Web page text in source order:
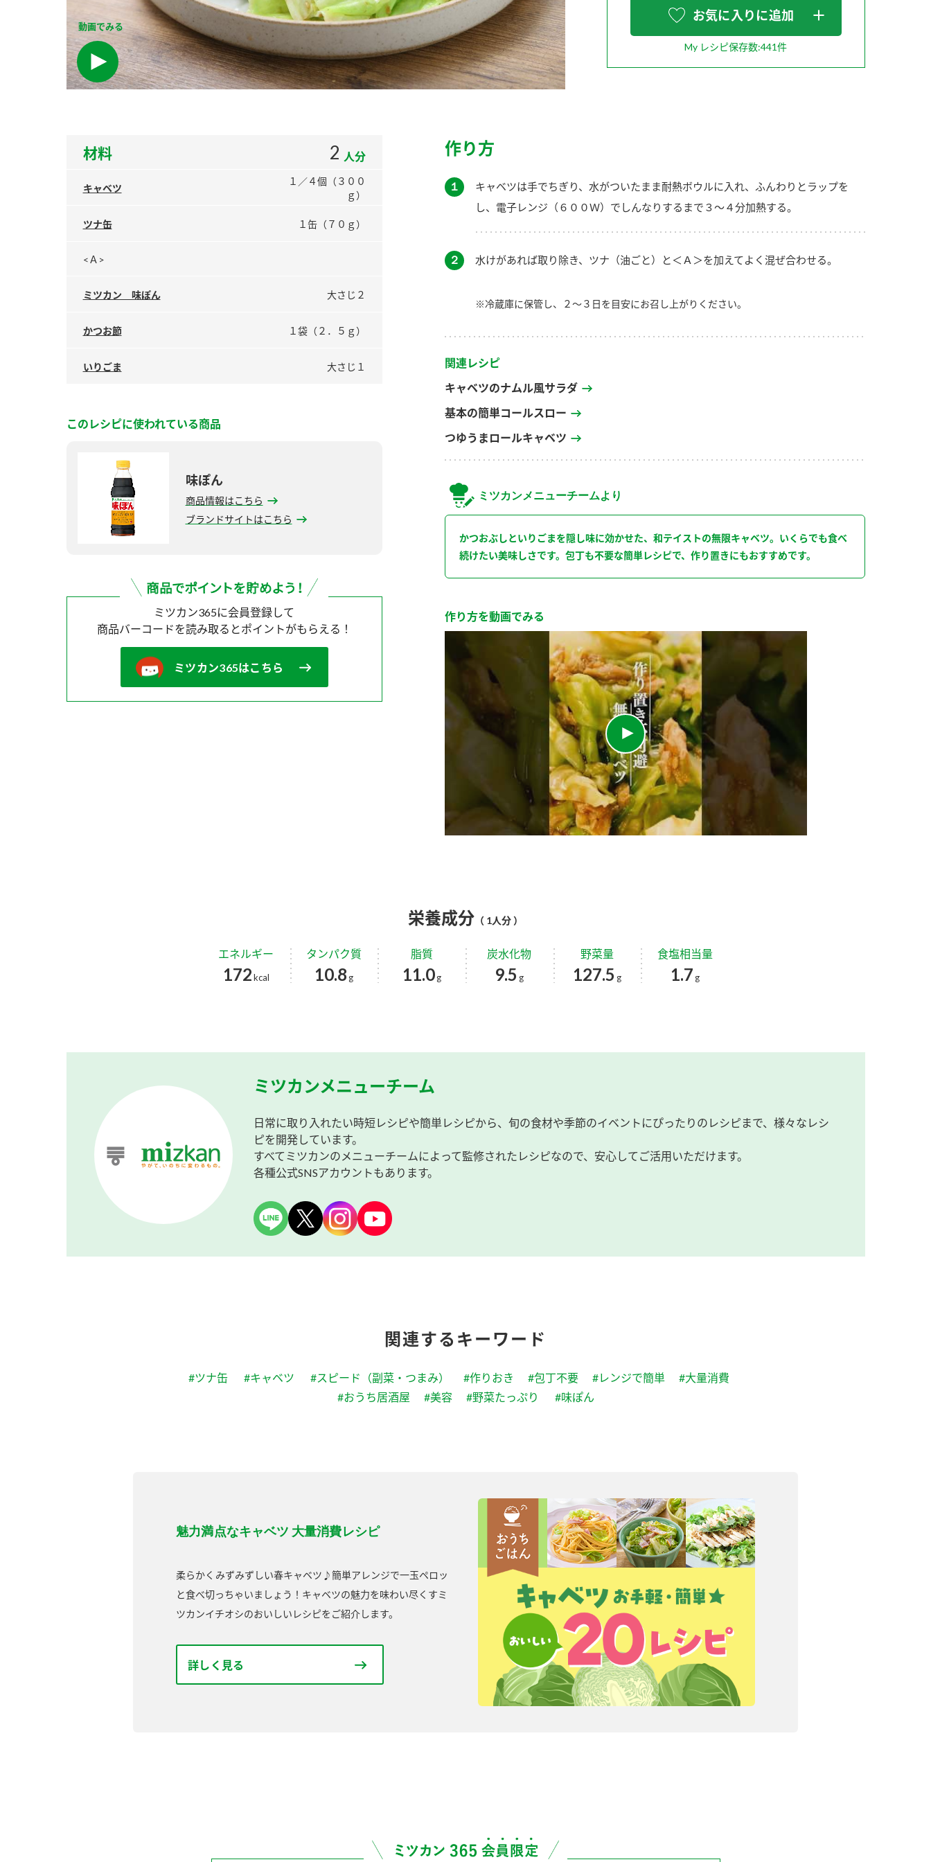
動画でみる
お気に入りに追加
My レシピ保存数:441件
材料 2 人分
キャベツ
１／４個（３００
ｇ）
ツナ缶 １缶（７０ｇ）
<Ａ>
ミツカン 味ぽん 大さじ２
かつお節 １袋（２．５ｇ）
いりごま 大さじ１
このレシピに使われている商品
味ぽん
商品情報はこちら
ブランドサイトはこちら
ミツカン365に会員登録して
商品バーコードを読み取ると ポイントがもらえる！
ミツカン365はこちら
作り方
１
キャベツは手でちぎり、水がついたまま耐熱ボウルに入れ、ふんわりとラップを
し、電子レンジ（６００Ｗ）でしんなりするまで３～４分加熱する。
２ 水けがあれば取り除き、ツナ（油ごと）と＜Ａ＞を加えてよく混ぜ合わせる。
※冷蔵庫に保管し、２～３日を目安にお召し上がりください。
関連レシピ
キャベツのナムル風サラダ
基本の簡単コールスロー
つゆうまロールキャベツ
ミツカンメニューチームより
かつおぶしといりごまを隠し味に効かせた、和テイストの無限キャベツ。いくらでも食べ
続けたい美味しさです。包丁も不要な簡単レシピで、作り置きにもおすすめです。
作り方を動画でみる
栄養成分 （ 1人分 ）
エネルギー
172kcal
タンパク質
10.8 g
脂質
11.0 g
炭水化物
9.5 g
野菜量
127.5 g
食塩相当量
1.7 g
ミツカンメニューチーム
日常に取り入れたい時短レシピや簡単レシピから、旬の食材や季節のイベントにぴったりのレシピまで、様々なレシ
ピを開発しています。
すべてミツカンのメニューチームによって監修されたレシピなので、安心してご活用いただけます。
各種公式SNSアカウントもあります。
関連するキーワード
#ツナ缶 #キャベツ #スピード（副菜・つまみ） #作りおき #包丁不要 #レンジで簡単
#大量消費
#おうち居酒屋
#美容 #野菜たっぷり #味ぽん
魅力満点なキャベツ 大量消費レシピ
柔らかくみずみずしい春キャベツ♪簡単アレンジで一玉ペロッ
と食べ切っちゃいましょう！キャベツの魅力を味わい尽くすミ
ツカンイチオシのおいしいレシピをご紹介します。
詳しく見る